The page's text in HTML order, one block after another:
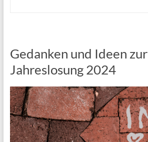
Gedanken und Ideen zur
Jahreslosung 2024